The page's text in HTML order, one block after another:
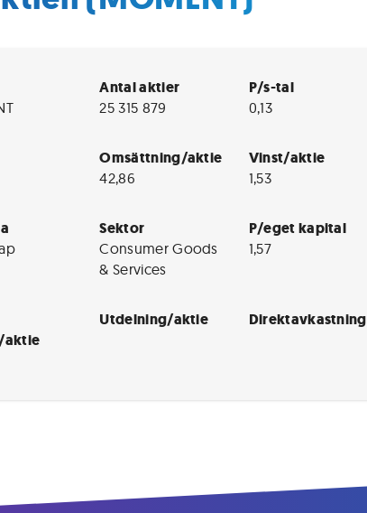
Antal aktier
25 315 879
P/s-tal
0,13
Omsättning/aktie
42,86
Vinst/aktie
1,53
Sektor
Consumer Goods
& Services
P/eget kapital
1,57
aktie
Utdelning/aktie Direktavkastning